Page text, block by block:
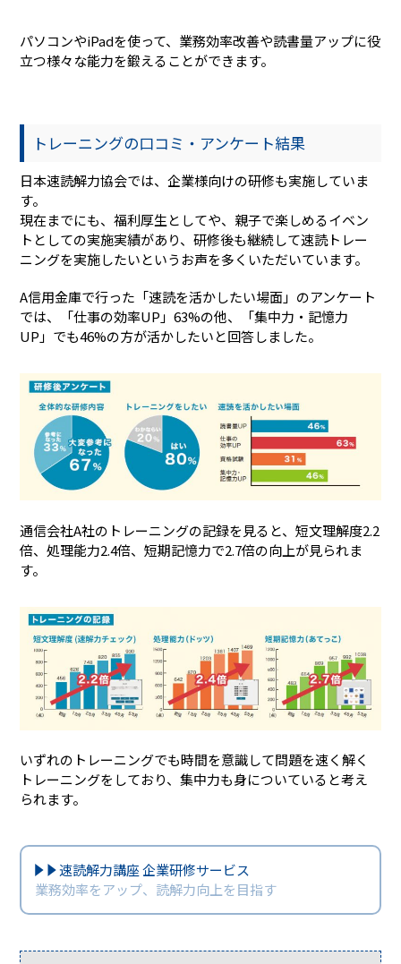
パソコンやiPadを使って、業務効率改善や読書量アップに役
立つ様々な能力を鍛えることができます。
トレーニングの口コミ・アンケート結果
日本速読解力協会では、企業様向けの研修も実施していま
す。
現在までにも、福利厚生としてや、親子で楽しめるイベン
トとしての実施実績があり、研修後も継続して速読トレー
ニングを実施したいというお声を多くいただいています。
A信用金庫で行った「速読を活かしたい場面」のアンケート
では、「仕事の効率UP」63%の他、「集中力・記憶力
UP」でも46%の方が活かしたいと回答しました。
通信会社A社のトレーニングの記録を見ると、短文理解度2.2
倍、処理能力2.4倍、短期記憶力で2.7倍の向上が見られま
す。
いずれのトレーニングでも時間を意識して問題を速く解く
トレーニングをしており、集中力も身についていると考え
られます。
速読解力講座 企業研修サービス
業務効率をアップ、読解力向上を目指す